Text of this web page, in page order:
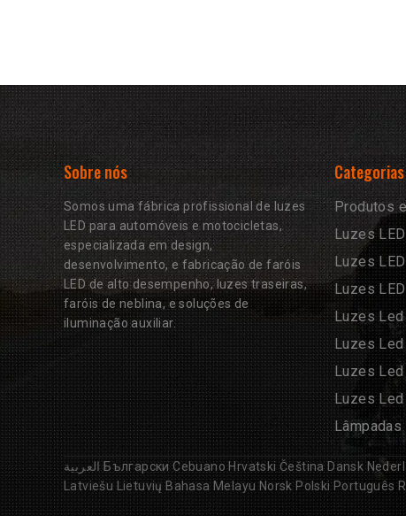
Sobre nós
Somos uma fábrica profissional de luzes
LED para automóveis e motocicletas,
especializada em design,
desenvolvimento, e fabricação de faróis
LED de alto desempenho, luzes traseiras,
faróis de neblina, e soluções de
iluminação auxiliar.
Produtos
Luzes
Luzes
Luzes
Luzes Led
Luzes Led
Luzes Led
Luzes Led
Lâmpadas
العربية Български Cebuano Hrvatski Čeština Dansk
Latviešu Lietuvių Bahasa Melayu Norsk Polski Português